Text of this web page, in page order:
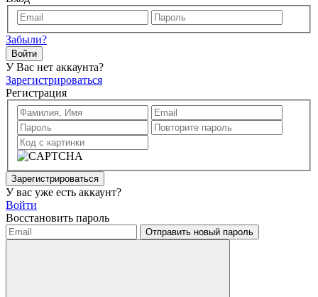
Забыли?
Войти
У Вас нет аккаунта?
Зарегистрироваться
Регистрация
Зарегистрироваться
У вас уже есть аккаунт?
Войти
Восстановить пароль
Отправить новый пароль